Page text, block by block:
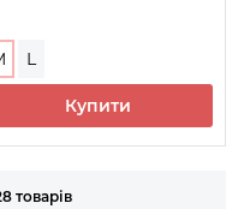
L
Купити
товарів